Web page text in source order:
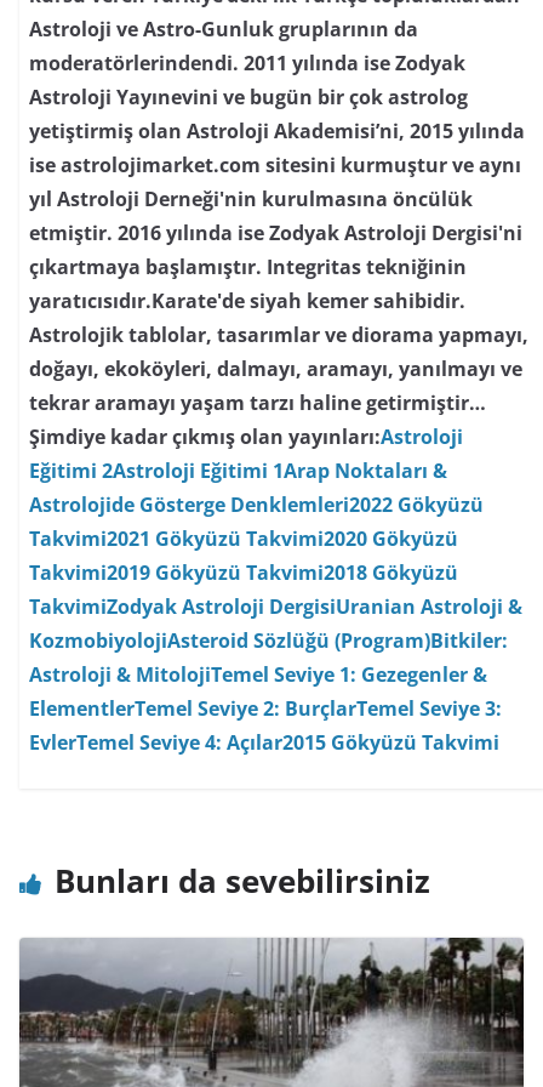
Astroloji ve Astro-Gunluk gruplarının da
moderatörlerindendi. 2011 yılında ise Zodyak
Astroloji Yayınevini ve bugün bir çok astrolog
yetiştirmiş olan Astroloji Akademisi’ni, 2015 yılında
ise astrolojimarket.com sitesini kurmuştur ve aynı
yıl Astroloji Derneği'nin kurulmasına öncülük
etmiştir. 2016 yılında ise Zodyak Astroloji Dergisi'ni
çıkartmaya başlamıştır. Integritas tekniğinin
yaratıcısıdır.Karate'de siyah kemer sahibidir.
Astrolojik tablolar, tasarımlar ve diorama yapmayı,
doğayı, ekoköyleri, dalmayı, aramayı, yanılmayı ve
tekrar aramayı yaşam tarzı haline getirmiştir…
Şimdiye kadar çıkmış olan yayınları:Astroloji
Eğitimi 2Astroloji Eğitimi 1Arap Noktaları &
Astrolojide Gösterge Denklemleri2022 Gökyüzü
Takvimi2021 Gökyüzü Takvimi2020 Gökyüzü
Takvimi2019 Gökyüzü Takvimi2018 Gökyüzü
TakvimiZodyak Astroloji DergisiUranian Astroloji &
KozmobiyolojiAsteroid Sözlüğü (Program)Bitkiler:
Astroloji & MitolojiTemel Seviye 1: Gezegenler &
ElementlerTemel Seviye 2: BurçlarTemel Seviye 3:
EvlerTemel Seviye 4: Açılar2015 Gökyüzü Takvimi
Bunları da sevebilirsiniz